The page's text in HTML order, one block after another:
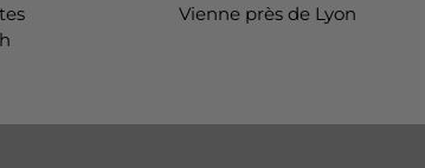
Vienne près de Lyon